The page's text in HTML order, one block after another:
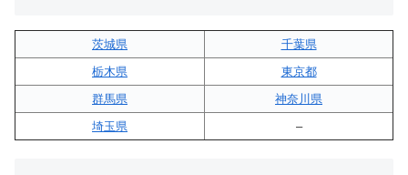
茨城県
千葉県
栃木県
東京都
群馬県
神奈川県
埼玉県
–